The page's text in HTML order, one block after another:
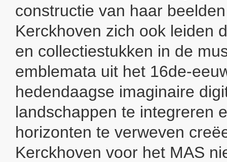
constructie van haar
Kerckhoven zich ook leiden
en collectiestukken in de
emblemata uit het 16de-
hedendaagse imaginaire
landschappen te integreren
horizonten te verweven
Kerckhoven voor het MAS